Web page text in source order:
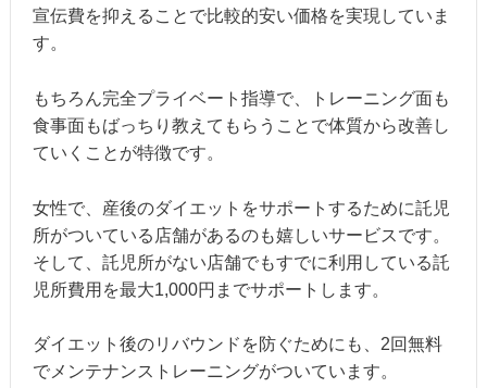
宣伝費を抑えることで比較的安い価格を実現していま
す。
もちろん完全プライベート指導で、トレーニング面も
食事面もばっちり教えてもらうことで体質から改善し
ていくことが特徴です。
女性で、産後のダイエットをサポートするために託児
所がついている店舗があるのも嬉しいサービスです。
そして、託児所がない店舗でもすでに利用している託
児所費用を最大1,000円までサポートします。
ダイエット後のリバウンドを防ぐためにも、2回無料
でメンテナンストレーニングがついています。